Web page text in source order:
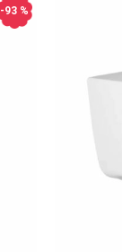
-93 %